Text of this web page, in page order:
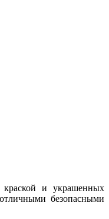
и украшенных
безопасными